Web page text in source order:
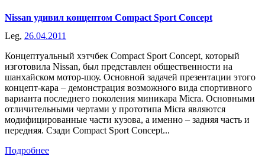
Nissan удивил концептом Compact Sport Concept
Leg, 26.04.2011
Концептуальный хэтчбек Compact Sport Concept, который
изготовила Nissan, был представлен общественности на
шанхайском мотор-шоу. Основной задачей презентации этого
концепт-кара – демонстрация возможного вида спортивного
варианта последнего поколения миникара Micra. Основными
отличительными чертами у прототипа Micra являются
модифицированные части кузова, а именно – задняя часть и
передняя. Сзади Compact Sport Concept...
Подробнее